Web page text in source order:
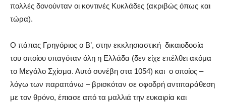
πολλές δονούνταν οι κοντινές Κυκλάδες (ακριβώς όπως και
τώρα).
Ο πάπας Γρηγόριος ο Β’, στην εκκλησιαστική δικαιοδοσία
του οποίου υπαγόταν όλη η Ελλάδα (δεν είχε επέλθει ακόμα
το Μεγάλο Σχίσμα. Αυτό συνέβη στα 1054) και ο οποίος –
λόγω των παραπάνω – βρισκόταν σε σφοδρή αντιπαράθεση
με τον θρόνο, έπιασε από τα μαλλιά την ευκαιρία και